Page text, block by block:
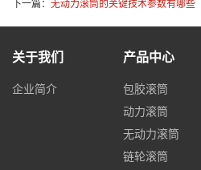
下一篇： 无动力滚筒的关键技术参数有哪些
关于我们
企业简介
产品中心
包胶滚筒
动力滚筒
无动力滚筒
链轮滚筒